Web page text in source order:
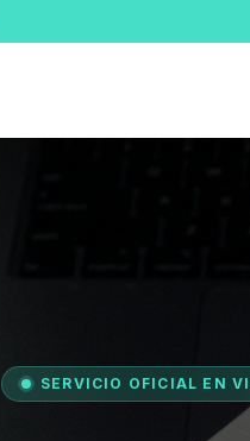
SERVICIO OFICIAL EN